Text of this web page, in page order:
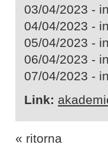
03/04/2023 -
04/04/2023 -
05/04/2023 -
06/04/2023 -
07/04/2023 -
Link:
« ritorna